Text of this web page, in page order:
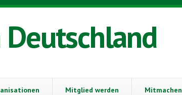
Mitglied werden Mitmachen